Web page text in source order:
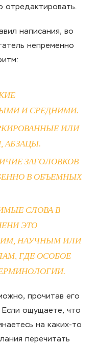
отредактировать.
написания, во
непременно
И СРЕДНИМИ.
ИЛИ
АБЗАЦЫ.
ЗАГОЛОВКОВ
В ОБЪЕМНЫХ
СЛОВА В
ЭТО
НАУЧНЫМ ИЛИ
ГДЕ ОСОБОЕ
прочитав его
Если ощущаете, что
на каких-то
перечитать